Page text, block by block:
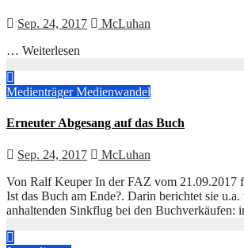
Sep. 24, 2017
McLuhan
… Weiterlesen
MedienträgerMedienwandel
Erneuter Abgesang auf das Buch
Sep. 24, 2017
McLuhan
Von Ralf Keuper In der FAZ vom 21.09.2017
Ist das Buch am Ende?. Darin berichtet sie u.a.
anhaltenden Sinkflug bei den Buchverkäufen: